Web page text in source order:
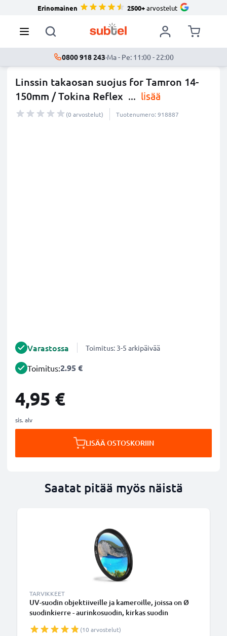
Erinomainen 2500+arvostelut
0800 918 243·Ma - Pe: 11:00 - 22:00
Linssin takaosan suojus for Tamron 14-
150mm / Tokina Reflex ... lisää
(0 arvostelut) Tuotenumero: 918887
Varastossa Toimitus: 3-5 arkipäivää
Toimitus:2.95 €
4,95 €
sis. alv
LISÄÄ OSTOSKORIIN
Saatat pitää myös näistä
TARVIKKEET
UV-suodin objektiiveille ja kameroille, joissa on Ø
suodinkierre - aurinkosuodin, kirkas suodin
(10 arvostelut)